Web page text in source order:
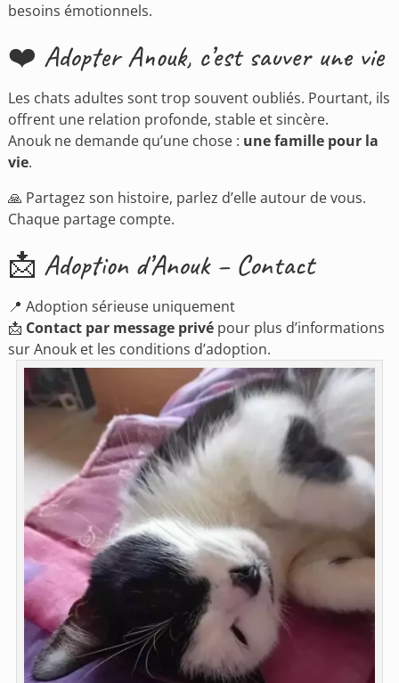
besoins émotionnels.
❤️ Adopter Anouk, c’est sauver une vie
Les chats adultes sont trop souvent oubliés. Pourtant, ils
offrent une relation profonde, stable et sincère.
Anouk ne demande qu’une chose : une famille pour la
vie.
🙏 Partagez son histoire, parlez d’elle autour de vous.
Chaque partage compte.
📩 Adoption d’Anouk – Contact
📍 Adoption sérieuse uniquement
📩 Contact par message privépour plus d’informations
sur Anouk et les conditions d’adoption.